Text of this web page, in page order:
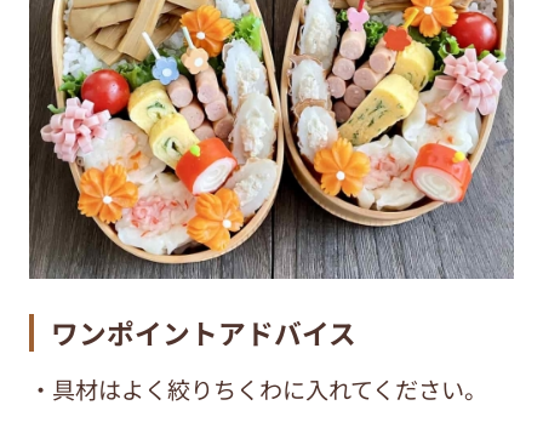
ワンポイントアドバイス
・具材はよく絞りちくわに入れてください。